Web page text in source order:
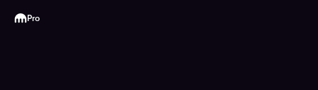
Kraken
Pro